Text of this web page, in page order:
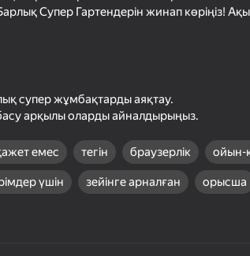
Ойын туралы толығырақ
Супер Гартендерін жинап көріңіз!
супер жұмбақтарды аяқтау.
арқылы оларды айналдырыңыз.
емес тегін браузерлік ойын-
үшін зейінге арналған орысша